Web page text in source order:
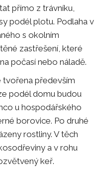
přímo z trávníku,
podél plotu. Podlaha v
s okolním
zastřešení, které
počasí nebo náladě.
především
podél domu budou
u hospodářského
borovice. Po druhé
rostliny. V těch
a v rohu
keř.